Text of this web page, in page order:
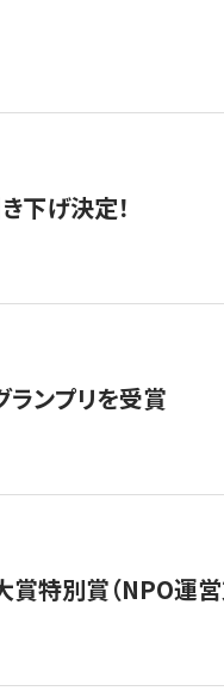
下げ決定！
ンプリを受賞
特別賞（NPO運